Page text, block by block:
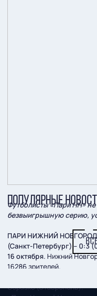
Футболисты «Пари НН»
безвыигрышную серию,
ПАРИ НИЖНИЙ НОВГОРОД
(Санкт-Петербург) – 0:3
16 октября. Нижний
16286 зрителей.
Образко (Ставрополь).
ПОПУЛЯРНЫЕ